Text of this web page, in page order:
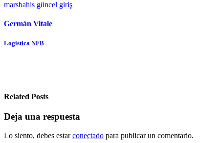
marsbahis güncel giriş
Germán Vitale
Navegación
Logistica NFB
Related Posts
Deja una respuesta
Lo siento, debes estarconectado para publicar un comentario.